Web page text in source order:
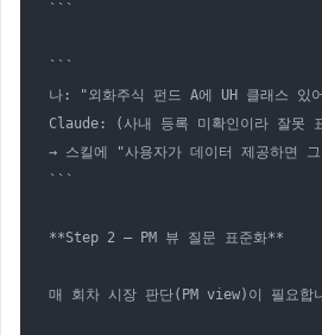
```
```
나: "외화주식 펀드 A에 UH 클래스 있
Claude: (사내 등록 미확인이라 잘못
→ 스킬에 "사용자가 데이터 제공하면
```
**Step 2 — PM 뷰 질문 표준화**
매 회차 시장 판단(PM view)이 필요